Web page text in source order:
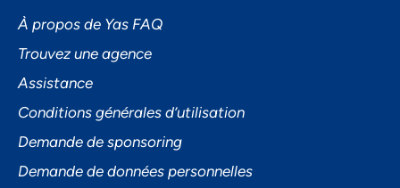
À propos de Yas FAQ
Trouvez une agence
Assistance
Conditions générales d’utilisation
Demande de sponsoring
Demande de données personnelles
Préférences